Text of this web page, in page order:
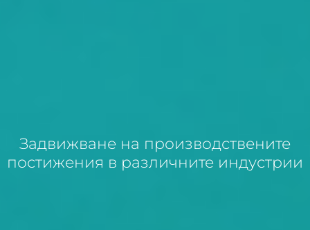
Задвижване на производствените
постижения в различните индустрии